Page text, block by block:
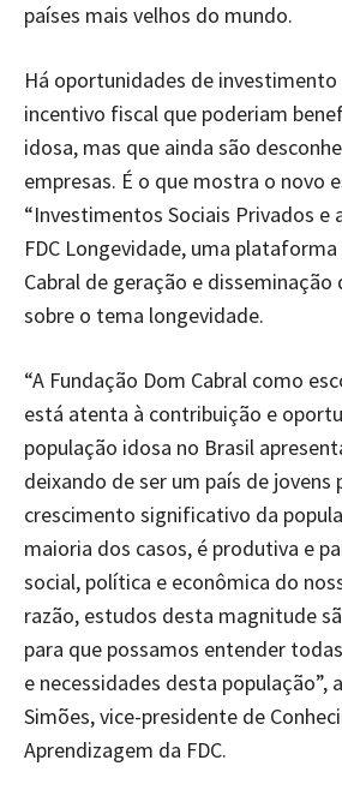
países mais velhos do mundo.
Há oportunidades de
incentivo fiscal que poderiam
idosa, mas que ainda são
empresas. É o que mostra o novo
“Investimentos Sociais Privados e
FDC Longevidade, uma
Cabral de geração e
sobre o tema longevidade.
“A Fundação Dom Cabral como
está atenta à contribuição e
população idosa no Brasil
deixando de ser um país de jovens
crescimento significativo da
maioria dos casos, é produtiva e
social, política e econômica do
razão, estudos desta magnitude
para que possamos entender
e necessidades desta população”,
Simões, vice-presidente de
Aprendizagem da FDC.